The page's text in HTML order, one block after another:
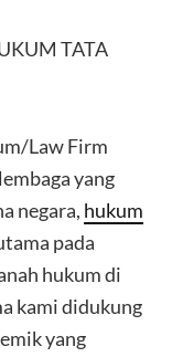
TATA
Law Firm
yang
negara, hukum
pada
hukum di
kami didukung
yang